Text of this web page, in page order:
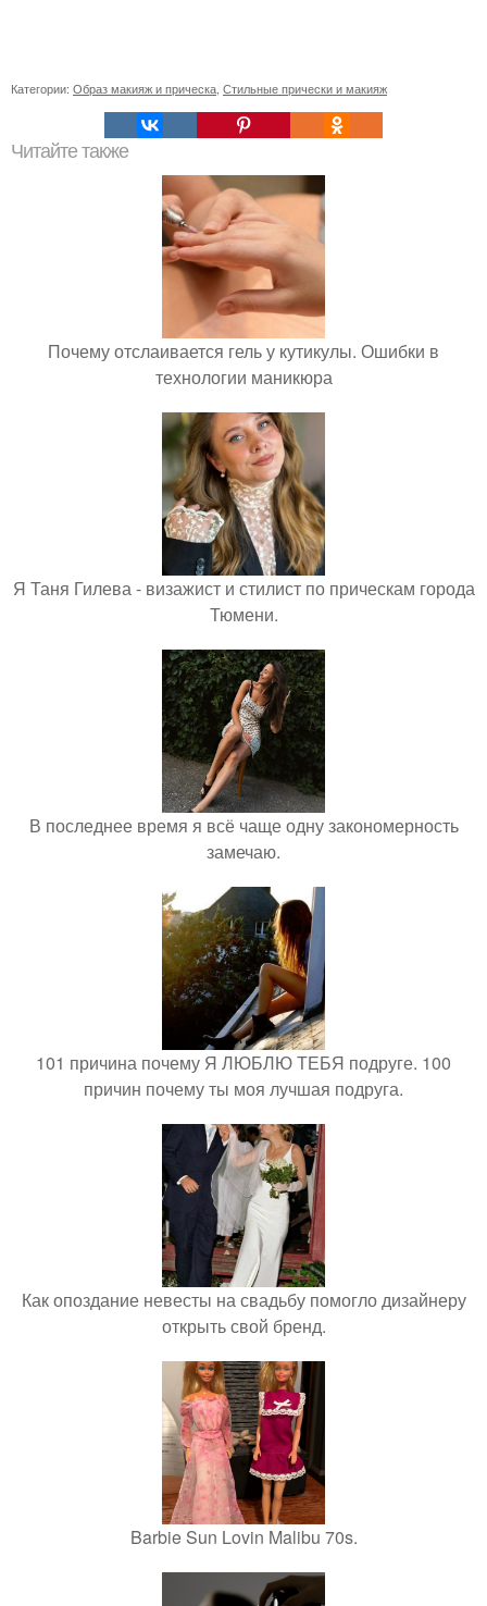
Категории: Образ макияж и прическа Стильные прически и макияж
Читайте также
Почему отслаивается гель у кутикулы. Ошибки в
технологии маникюра
Я Таня Гилева - визажист и стилист по прическам города
Тюмени.
В последнее время я всё чаще одну закономерность
замечаю.
101 причина почему Я ЛЮБЛЮ ТЕБЯ подруге. 100
причин почему ты моя лучшая подруга.
Как опоздание невесты на свадьбу помогло дизайнеру
открыть свой бренд.
Barbie Sun Lovin Malibu 70s.